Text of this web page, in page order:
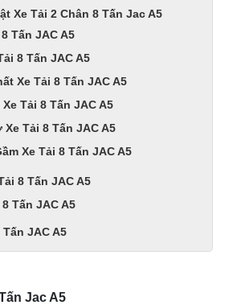
Xe Tải 2 Chân 8 Tấn Jac A5
Tấn JAC A5
8 Tấn JAC A5
Xe Tải 8 Tấn JAC A5
Tải 8 Tấn JAC A5
Tải 8 Tấn JAC A5
Xe Tải 8 Tấn JAC A5
8 Tấn JAC A5
Tấn JAC A5
JAC A5
Jac A5